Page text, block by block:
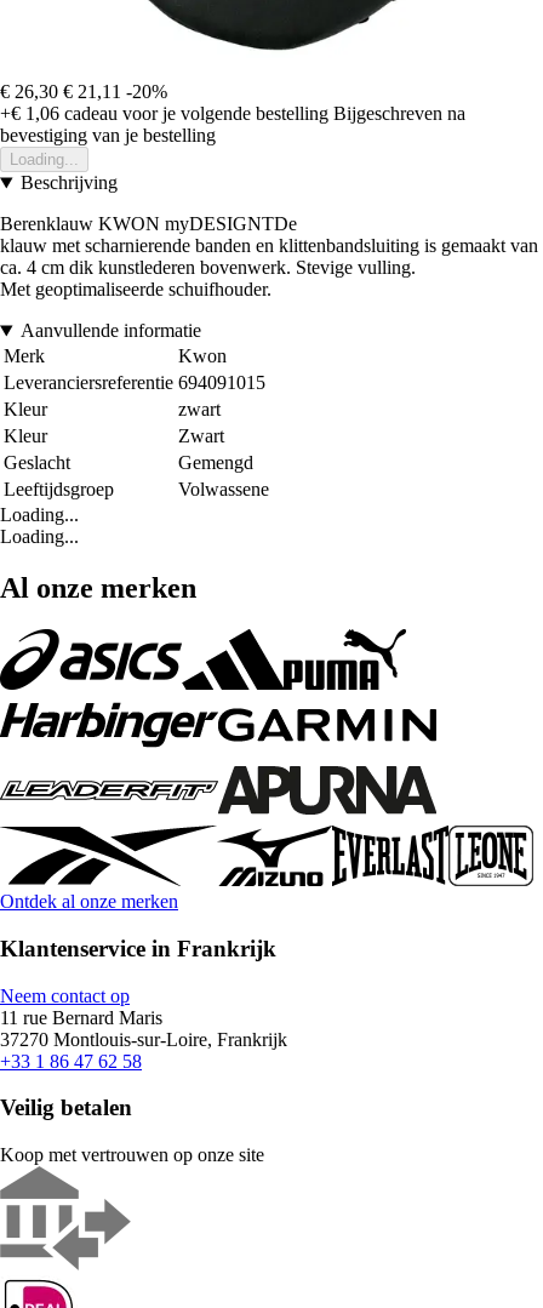
€ 26,30 € 21,11 -20%
+€ 1,06 cadeau voor je volgende bestelling Bijgeschreven na
bevestiging van je bestelling
Loading...
Beschrijving
Berenklauw KWON myDESIGNTDe
klauw met scharnierende banden en klittenbandsluiting is gemaakt van
ca. 4 cm dik kunstlederen bovenwerk. Stevige vulling.
Met geoptimaliseerde schuifhouder.
Aanvullende informatie
Merk
Kwon
Leveranciersreferentie 694091015
Kleur
zwart
Kleur
Zwart
Geslacht
Gemengd
Leeftijdsgroep
Volwassene
Loading...
Loading...
Al onze merken
Ontdek al onze merken
Klantenservice in Frankrijk
Neem contact op
11 rue Bernard Maris
37270 Montlouis-sur-Loire, Frankrijk
+33 1 86 47 62 58
Veilig betalen
Koop met vertrouwen op onze site